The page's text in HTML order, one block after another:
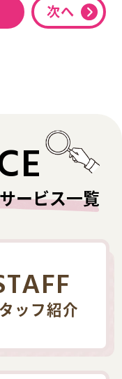
次へ
ービス一覧
ッフ紹介